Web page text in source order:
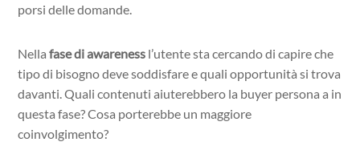
porsi delle domande.
Nellafase di awareness l’utente sta cercando di capire che
tipo di bisogno deve soddisfare e quali opportunità si trova
davanti. Quali contenuti aiuterebbero la buyer persona a in
questa fase? Cosa porterebbe un maggiore
coinvolgimento?